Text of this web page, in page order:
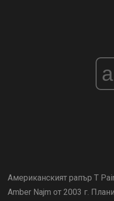
Американският рапър T
Amber Najm от 2003 г.